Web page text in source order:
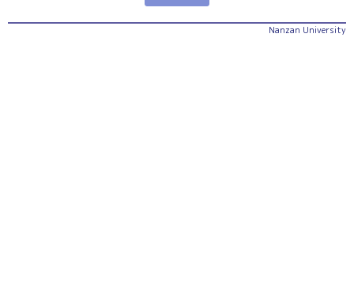
Nanzan University